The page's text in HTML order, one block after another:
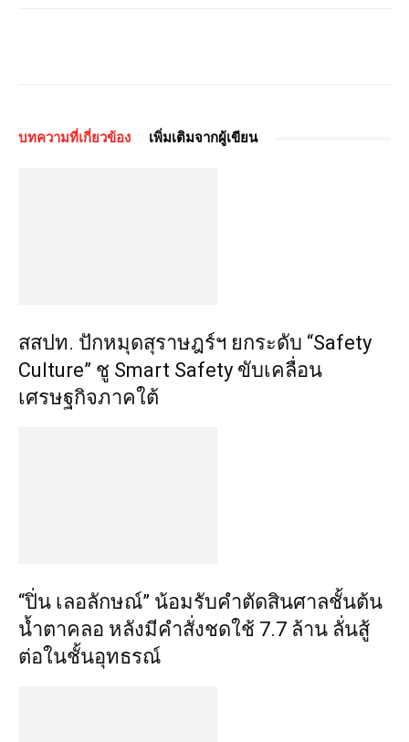
บทความที่เกี่ยวข้อง เพิ่มเติมจากผู้เขียน
สสปท. ปักหมุดสุราษฎร์ฯ ยกระดับ “Safety
Culture” ชู Smart Safety ขับเคลื่อน
เศรษฐกิจภาคใต้
“ปิ่น เลอลักษณ์” น้อมรับคำตัดสินศาลชั้นต้น
น้ำตาคลอ หลังมีคำสั่งชดใช้ 7.7 ล้าน ลั่นสู้
ต่อในชั้นอุทธรณ์